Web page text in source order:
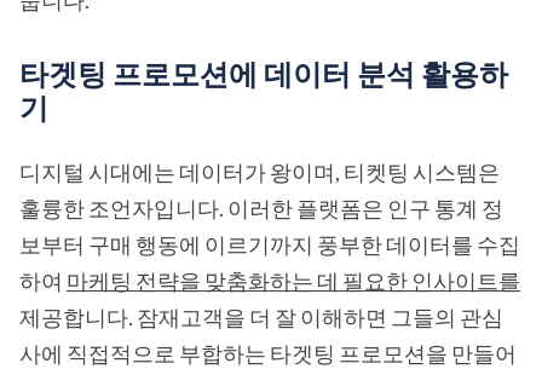
타겟팅 프로모션에 데이터 분석 활용하
기
디지털 시대에는 데이터가 왕이며, 티켓팅 시스템은
훌륭한 조언자입니다. 이러한 플랫폼은 인구 통계 정
보부터 구매 행동에 이르기까지 풍부한 데이터를 수집
하여 마케팅 전략을 맞춤화하는 데 필요한 인사이트를
제공합니다. 잠재고객을 더 잘 이해하면 그들의 관심
사에 직접적으로 부합하는 타겟팅 프로모션을 만들어